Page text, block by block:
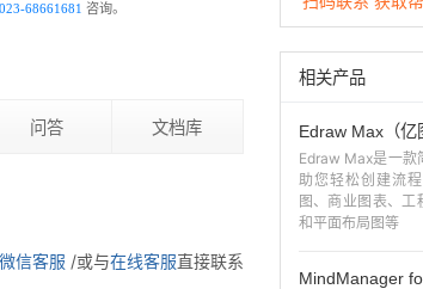
023-68661681咨询。
问答 文档库
信客服 /或与在线客服直接联系
相关产品
Edraw Max（亿
Edraw Max是一款
助您轻松创建流
图、商业图表、工
和平面布局图等
MindManager